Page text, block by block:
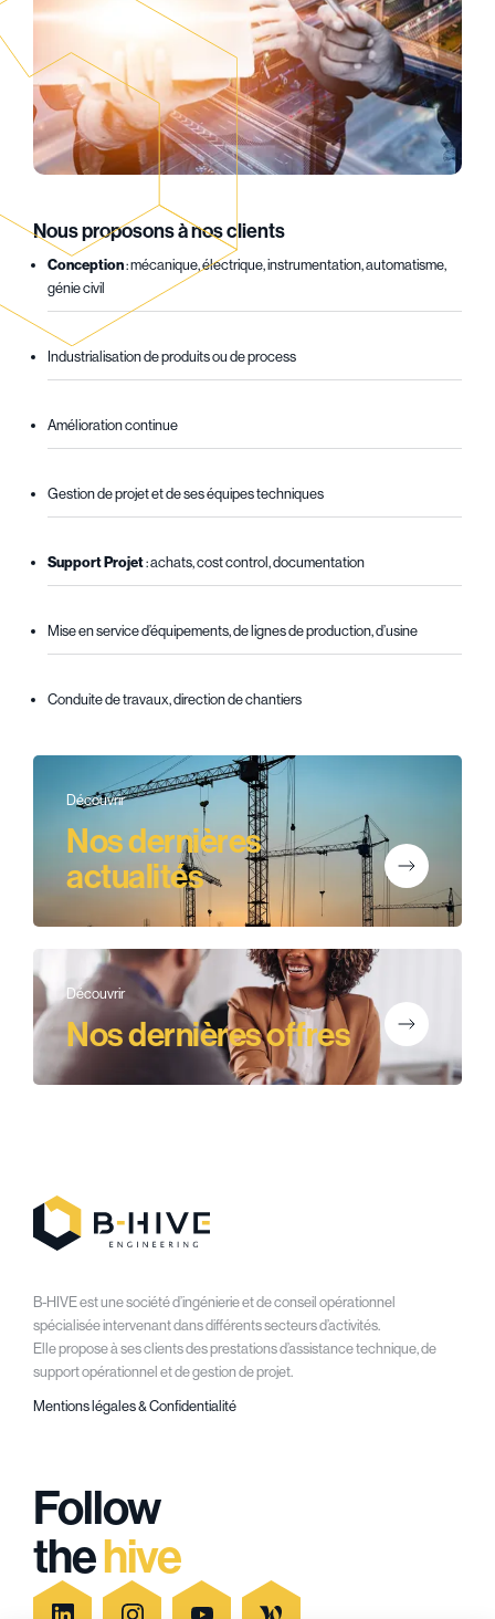
Nous proposons à nos clients
Conception: mécanique, électrique, instrumentation, automatisme,
génie civil
Industrialisation de produits ou de process
Amélioration continue
Gestion de projet et de ses équipes techniques
Support Projet: achats, cost control, documentation
Mise en service d’équipements, de lignes de production, d’usine
Conduite de travaux, direction de chantiers
Découvrir
Nos dernières
actualités
Découvrir
Nos dernières offres
B-HIVE est une société d’ingénierie et de conseil opérationnel
spécialisée intervenant dans différents secteurs d’activités.
Elle propose à ses clients des prestations d’assistance technique, de
support opérationnel et de gestion de projet.
Mentions légales & Confidentialité
Follow
thehive